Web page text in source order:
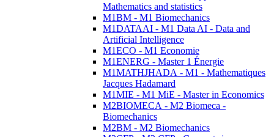
Mathematics and statistics
M1BM - M1 Biomechanics
M1DATAAI - M1 Data AI - Data and
Artificial Intelligence
M1ECO - M1 Economie
M1ENERG - Master 1 Énergie
M1MATHJHADA - M1 - Mathematiques
Jacques Hadamard
M1MIE - M1 MiE - Master in Economics
M2BIOMECA - M2 Biomeca -
Biomechanics
M2BM - M2 Biomechanics